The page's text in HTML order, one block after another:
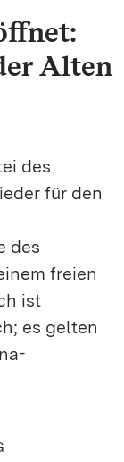
Alten
des
für den
des
freien
ist
es gelten